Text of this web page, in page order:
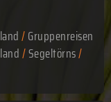
/Gruppenreisen
/Segeltörns/